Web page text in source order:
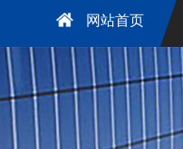
网站首页